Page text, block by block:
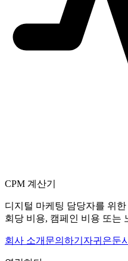
CPM 계산기
디지털 마케팅 담당자를 위
회당 비용, 캠페인 비용 또는
회사 소개 문의하기 자귀 은둔